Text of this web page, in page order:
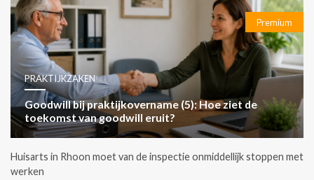
Premium
PRAKTIJKZAKEN
Goodwill bij praktijkovername (5): Hoe ziet de
toekomst van goodwill eruit?
Huisarts in Rhoon moet van de inspectie onmiddellijk stoppen met
werken